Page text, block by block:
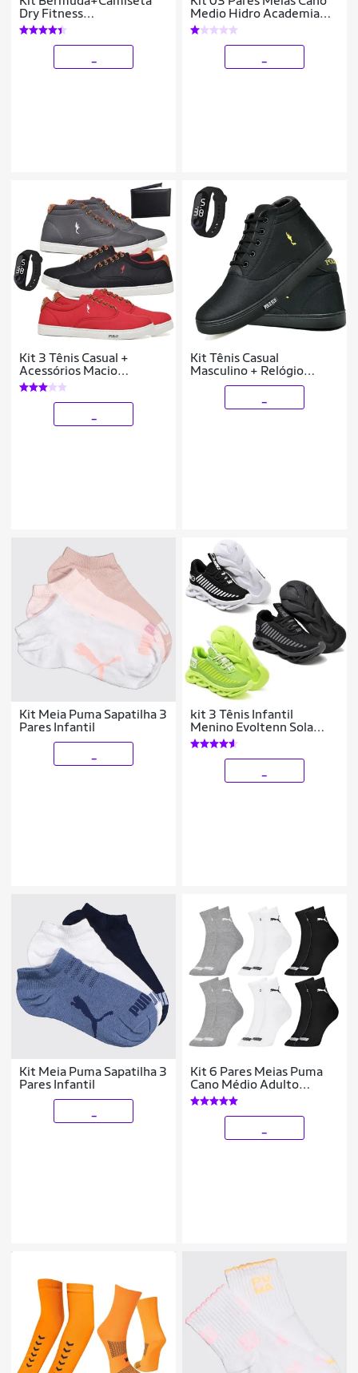
Dry Fitness
Academia Alpha
Medio Hidro Academia
Pilates com
Antiderrapante e
Impermeavel
Kit 3 Tênis Casual +
Acessórios Macio
Confortável Dia a Dia
Kit Tênis Casual
Masculino + Relógio
Digital Polo Blu Dia a Dia
Kit Meia Puma Sapatilha 3
Pares Infantil
kit 3 Tênis Infantil
Menino Evoltenn Sola
Trança Escolar
Kit Meia Puma Sapatilha 3
Pares Infantil
Kit 6 Pares Meias Puma
Cano Médio Adulto
Algodão Original